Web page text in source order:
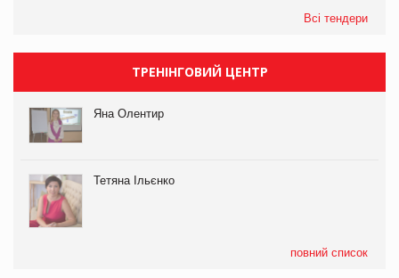
Всі тендери
ТРЕНІНГОВИЙ ЦЕНТР
Яна Олентир
Тетяна Ільєнко
повний список